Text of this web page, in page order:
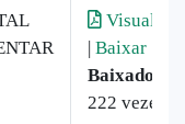
Visualizar
| Baixar
Baixado:
222 vezes